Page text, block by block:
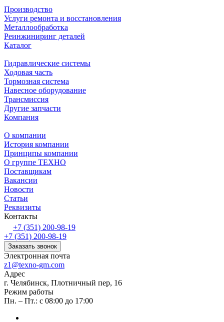
Производство
Услуги ремонта и восстановления
Металлообработка
Реинжиниринг деталей
Каталог
Гидравлические системы
Ходовая часть
Тормозная система
Навесное оборудование
Трансмиссия
Другие запчасти
Компания
О компании
История компании
Принципы компании
О группе ТЕХНО
Поставщикам
Вакансии
Новости
Статьи
Реквизиты
Контакты
+7 (351) 200-98-19
+7 (351) 200-98-19
Заказать звонок
Электронная почта
z1@texno-gm.com
Адрес
г. Челябинск, Плотничный пер, 16
Режим работы
Пн. – Пт.: с 08:00 до 17:00